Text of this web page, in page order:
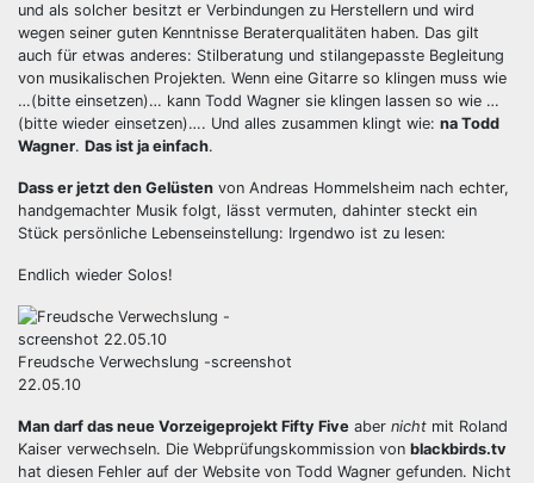
und als solcher besitzt er Verbindungen zu Herstellern und wird
wegen seiner guten Kenntnisse Beraterqualitäten haben. Das gilt
auch für etwas anderes: Stilberatung und stilangepasste Begleitung
von musikalischen Projekten. Wenn eine Gitarre so klingen muss wie
…(bitte einsetzen)… kann Todd Wagner sie klingen lassen so wie …
(bitte wieder einsetzen)…. Und alles zusammen klingt wie: na Todd
Wagner. Das ist ja einfach.
Dass er jetzt den Gelüsten von Andreas Hommelsheim nach echter,
handgemachter Musik folgt, lässt vermuten, dahinter steckt ein
Stück persönliche Lebenseinstellung: Irgendwo ist zu lesen:
Endlich wieder Solos!
Freudsche Verwechslung -screenshot
22.05.10
Man darf das neue Vorzeigeprojekt Fifty Five aber nicht mit Roland
Kaiser verwechseln. Die Webprüfungskommission von blackbirds.tv
hat diesen Fehler auf der Website von Todd Wagner gefunden. Nicht